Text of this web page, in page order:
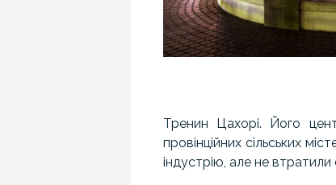
Тренин Цахорі. Його
провінційних сільських
індустрію, але не